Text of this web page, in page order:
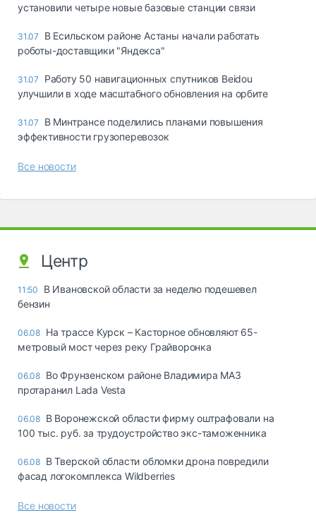
установили четыре новые базовые станции связи
31.07
В Есильском районе Астаны начали работать
роботы-доставщики "Яндекса"
31.07
Работу 50 навигационных спутников Beidou
улучшили в ходе масштабного обновления на орбите
31.07
В Минтрансе поделились планами повышения
эффективности грузоперевозок
Все новости
Центр
11:50
В Ивановской области за неделю подешевел
бензин
06.08 На трассе Курск – Касторное обновляют 65-
метровый мост через реку Грайворонка
06.08 Во Фрунзенском районе Владимира МАЗ
протаранил Lada Vesta
06.08 В Воронежской области фирму оштрафовали на
100 тыс. руб. за трудоустройство экс-таможенника
06.08 В Тверской области обломки дрона повредили
фасад логокомплекса Wildberries
Все новости